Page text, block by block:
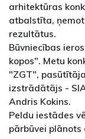
arhitektūras
atbalstīta,
rezultātus.
Būvniecības
kopos". Metu
"ZGT",
izstrādātājs -
Andris Kokins.
Peldu iestādes
pārbūvei plānots